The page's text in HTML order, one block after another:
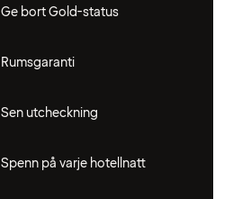
Ge bort Gold-status
Rumsgaranti
Sen utcheckning
Spenn på varje hotellnatt